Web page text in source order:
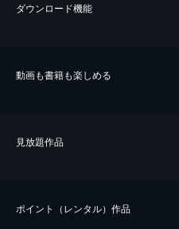
ダウンロード機能
動画も書籍も楽しめる
⾒放題作品
ポイント（レンタル）作品